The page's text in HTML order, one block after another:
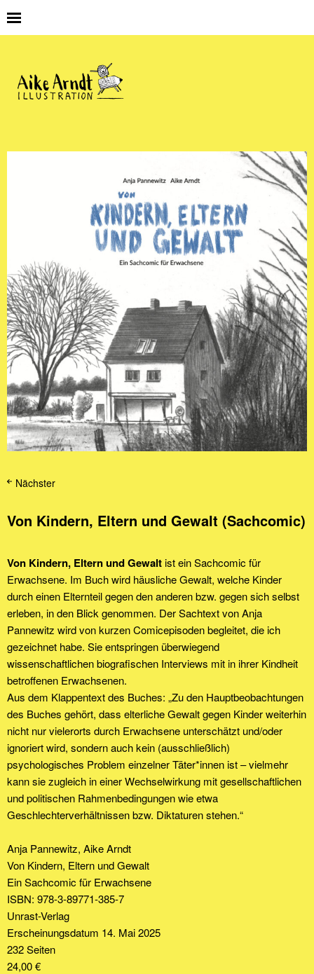
Nächster
Von Kindern, Eltern und Gewalt (Sachcomic)
Von Kindern, Eltern und Gewaltist ein Sachcomic für
Erwachsene. Im Buch wird häusliche Gewalt, welche Kinder
durch einen Elternteil gegen den anderen bzw. gegen sich selbst
erleben, in den Blick genommen. Der Sachtext von Anja
Pannewitz wird von kurzen Comicepisoden begleitet, die ich
gezeichnet habe. Sie entspringen überwiegend
wissenschaftlichen biografischen Interviews mit in ihrer Kindheit
betroffenen Erwachsenen.
Aus dem Klappentext des Buches: „Zu den Hauptbeobachtungen
des Buches gehört, dass elterliche Gewalt gegen Kinder weiterhin
nicht nur vielerorts durch Erwachsene unterschätzt und/oder
ignoriert wird, sondern auch kein (ausschließlich)
psychologisches Problem einzelner Täter*innen ist – vielmehr
kann sie zugleich in einer Wechselwirkung mit gesellschaftlichen
und politischen Rahmenbedingungen wie etwa
Geschlechterverhältnissen bzw. Diktaturen stehen.“
Anja Pannewitz, Aike Arndt
Von Kindern, Eltern und Gewalt
Ein Sachcomic für Erwachsene
ISBN: 978-3-89771-385-7
Unrast-Verlag
Erscheinungsdatum 14. Mai 2025
232 Seiten
24,00 €